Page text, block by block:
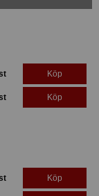
Köp
Köp
Köp